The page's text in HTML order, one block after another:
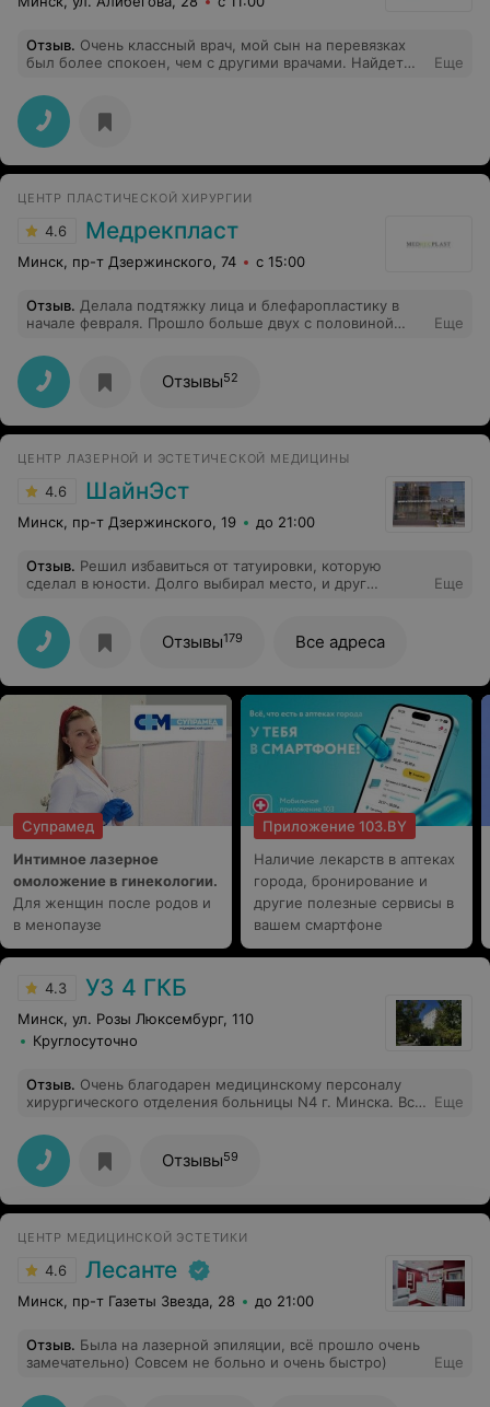
Отзыв. Очень классный врач, мой сын на перевязках
был более спокоен, чем с другими врачами. Найдет
Еще
ЦЕНТР ПЛАСТИЧЕСКОЙ ХИРУРГИИ
4.6 Медрекпласт
Минск, пр-т Дзержинского, 74 с 15:00
Отзыв. Делала подтяжку лица и блефаропластику в
начале февраля. Прошло больше двух с половиной
то гноятся, то кровит) и боль за ушами. Эффекта
особого нет, особенно блефоро. Чувствую себя
обманутой...
Еще
Отзывы52
ЦЕНТР ЛАЗЕРНОЙ И ЭСТЕТИЧЕСКОЙ МЕДИЦИНЫ
4.6 ШайнЭст
Минск, пр-т Дзержинского, 19 до 21:00
Отзыв. Решил избавиться от татуировки, которую
сделал в юности. Долго выбирал место, и друг
участка, подобрала режим лазера под мою кожу. Уже
после первого сеанса рисунок стал светлее, а кожа
выглядела здоровой. Очень понравилось, что все
прошло без спешки, спокойно, с вниманием к моим
ощущениям. После процедуры выдали список
рекомендаций, и благодаря им восстановление
прошло легко. Планирую продолжить курс именно
здесь!
Еще
Отзывы179 Все адреса
Супрамед
Интимное лазерное
омоложение в гинекологии.
Для женщин после родов и
в менопаузе
Приложение 103.BY
Наличие лекарств в аптеках
города, бронирование и
другие полезные сервисы в
вашем смартфоне
4.3 УЗ 4 ГКБ
Минск, ул. Розы Люксембург, 110
Круглосуточно
Отзыв. Очень благодарен медицинскому персоналу
хирургического отделения больницы N4 г. Минска. Все
благодарность - хирургу Петрову Александру
Владимировичу. Операция проведена быстро и на
высочайшем уровне. Побольше бы было таких
специалистов! Прошло пять недель после операции,
пока чувствую себя отлично. Удачи Вам, уважаемый
Еще
Отзывы59
ЦЕНТР МЕДИЦИНСКОЙ ЭСТЕТИКИ
4.6 Лесанте
Минск, пр-т Газеты Звезда, 28 до 21:00
Отзыв. Была на лазерной эпиляции, всё прошло очень
замечательно) Совсем не больно и очень быстро)
Еще